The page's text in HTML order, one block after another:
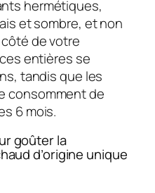
hermétiques,
et sombre, et non
de votre
entières se
tandis que les
consomment de
6 mois.
goûter la
d’origine unique